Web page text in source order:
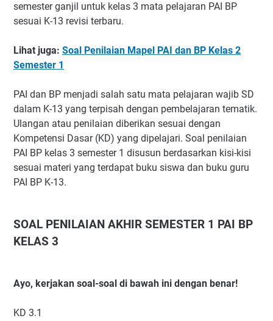
semester ganjil untuk kelas 3 mata pelajaran PAI BP
sesuai K-13 revisi terbaru.
Lihat juga: Soal Penilaian Mapel PAI dan BP Kelas 2
Semester 1
PAI dan BP menjadi salah satu mata pelajaran wajib SD
dalam K-13 yang terpisah dengan pembelajaran tematik.
Ulangan atau penilaian diberikan sesuai dengan
Kompetensi Dasar (KD) yang dipelajari. Soal penilaian
PAI BP kelas 3 semester 1 disusun berdasarkan kisi-kisi
sesuai materi yang terdapat buku siswa dan buku guru
PAI BP K-13.
SOAL PENILAIAN AKHIR SEMESTER 1 PAI BP
KELAS 3
Ayo, kerjakan soal-soal di bawah ini dengan benar!
KD 3.1